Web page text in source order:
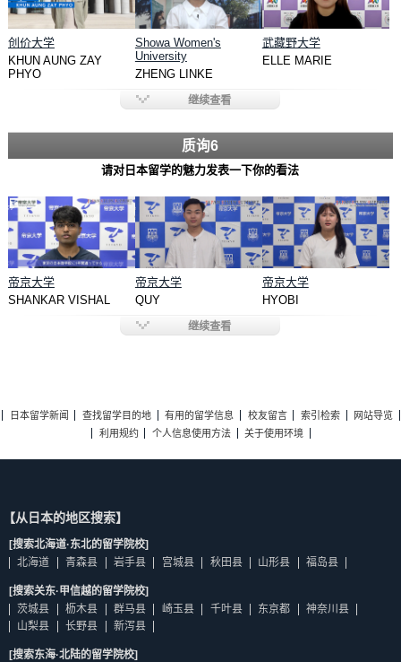
创价大学
KHUN AUNG ZAY
PHYO
Showa Women's
University
ZHENG LINKE
武藏野大学
ELLE MARIE
继续查看
质询6
请对日本留学的魅力发表一下你的看法
帝京大学
SHANKAR VISHAL
帝京大学
QUY
帝京大学
HYOBI
继续查看
日本留学新闻 查找留学目的地 有用的留学信息 校友留言 索引检索
网站导览
利用规约
个人信息使用方法 关于使用环境
【从日本的地区搜索】
[搜索北海道·东北的留学院校]
北海道
青森县 岩手县 宫城县 秋田县 山形县 福岛县
[搜索关东·甲信越的留学院校]
茨城县
枥木县 群马县 崎玉县 千叶县 东京都
神奈川县
山梨县
长野县 新泻县
[搜索东海·北陆的留学院校]